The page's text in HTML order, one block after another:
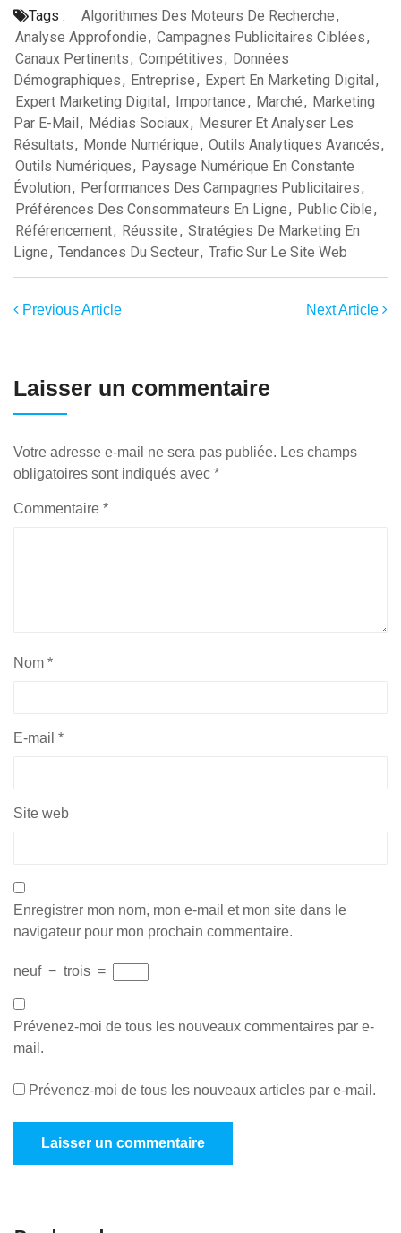
Tags : Algorithmes Des Moteurs De Recherche,
Analyse Approfondie, Campagnes Publicitaires Ciblées,
Canaux Pertinents, Compétitives, Données
Démographiques, Entreprise, Expert En Marketing Digital,
Expert Marketing Digital, Importance, Marché, Marketing
Par E-Mail, Médias Sociaux, Mesurer Et Analyser Les
Résultats, Monde Numérique, Outils Analytiques Avancés,
Outils Numériques, Paysage Numérique En Constante
Évolution, Performances Des Campagnes Publicitaires,
Préférences Des Consommateurs En Ligne, Public Cible,
Référencement, Réussite, Stratégies De Marketing En
Ligne, Tendances Du Secteur, Trafic Sur Le Site Web
Previous Article Next Article
Laisser un commentaire
Votre adresse e-mail ne sera pas publiée. Les champs
obligatoires sont indiqués avec *
Commentaire *
Nom *
E-mail *
Site web
Enregistrer mon nom, mon e-mail et mon site dans le
navigateur pour mon prochain commentaire.
neuf − trois =
Prévenez-moi de tous les nouveaux commentaires par e-
mail.
Prévenez-moi de tous les nouveaux articles par e-mail.